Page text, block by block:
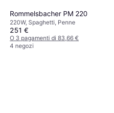
Rommelsbacher PM 220
220W, Spaghetti, Penne
251 €
O 3 pagamenti di 83,66 €
4 negozi